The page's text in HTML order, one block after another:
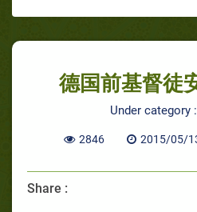
德国前基督徒
Under category :
2846 2015/05/
Share :